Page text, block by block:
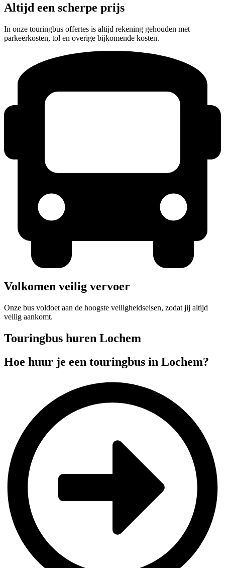
Altijd een scherpe prijs
In onze touringbus offertes is altijd rekening gehouden met
parkeerkosten, tol en overige bijkomende kosten.
Volkomen veilig vervoer
Onze bus voldoet aan de hoogste veiligheidseisen, zodat jij altijd
veilig aankomt.
Touringbus huren Lochem
Hoe huur je een touringbus in Lochem?